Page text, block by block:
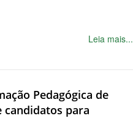
Leia mais...
Pedagógica de
candidatos para